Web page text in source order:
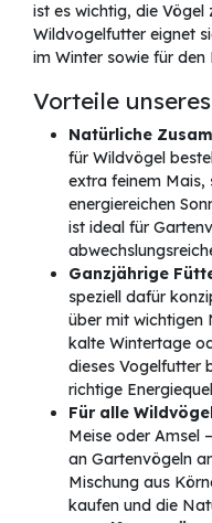
ist es wichtig, die Vögel
Wildvogelfutter eignet
im Winter sowie für den
Vorteile
Natürliche
für Wildvögel
extra feinem Mais,
energiereichen
ist ideal für
Ganzjährige
speziell dafür
über mit wichtigen
kalte Wintertage
dieses Vogelfutter
richtige
Für alle
Meise oder Amsel
an Gartenvögeln
Mischung aus
kaufen und die